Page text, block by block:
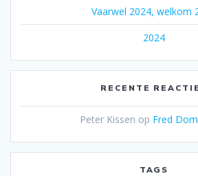
Vaarwel 2024, welkom
2024
RECENTE
Peter Kissen op Fred
TAGS